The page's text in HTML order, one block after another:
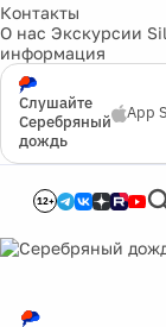
Контакты
О нас Экскурсии
информация
Слушайте
Серебряный
дождь
App
12+